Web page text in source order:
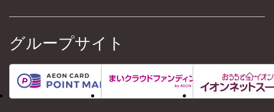
グループサイト